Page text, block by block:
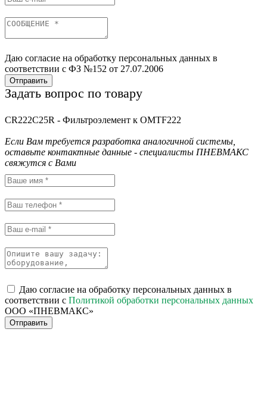
Даю согласие на обработку персональных данных в
соответствии с ФЗ №152 от 27.07.2006
Отправить
Задать вопрос по товару
CR222C25R - Фильтроэлемент к OMTF222
Если Вам требуется разработка аналогичной системы,
оставьте контактные данные - специалисты ПНЕВМАКС
свяжутся с Вами
Даю согласие на обработку персональных данных в
соответствии с Политикой обработки персональных данных
ООО «ПНЕВМАКС»
Отправить